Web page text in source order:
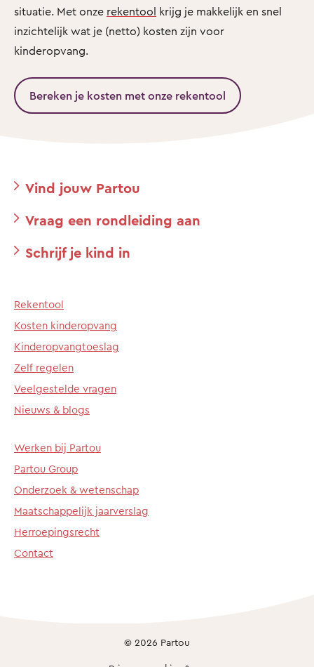
situatie. Met onze rekentool krijg je makkelijk en snel
inzichtelijk wat je (netto) kosten zijn voor
kinderopvang.
Bereken je kosten met onze rekentool
Vind jouw Partou
Vraag een rondleiding aan
Schrijf je kind in
Rekentool
Kosten kinderopvang
Kinderopvangtoeslag
Zelf regelen
Veelgestelde vragen
Nieuws & blogs
Werken bij Partou
Partou Group
Onderzoek & wetenschap
Maatschappelijk jaarverslag
Herroepingsrecht
Contact
© 2026 Partou